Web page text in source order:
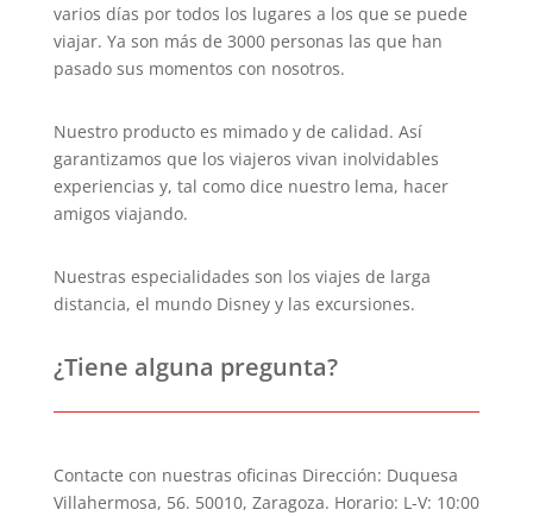
varios días por todos los lugares a los que se puede
viajar. Ya son más de 3000 personas las que han
pasado sus momentos con nosotros.
Nuestro producto es mimado y de calidad. Así
garantizamos que los viajeros vivan inolvidables
experiencias y, tal como dice nuestro lema, hacer
amigos viajando.
Nuestras especialidades son los viajes de larga
distancia, el mundo Disney y las excursiones.
¿Tiene alguna pregunta?
Contacte con nuestras oficinas Dirección: Duquesa
Villahermosa, 56. 50010, Zaragoza. Horario: L-V: 10:00